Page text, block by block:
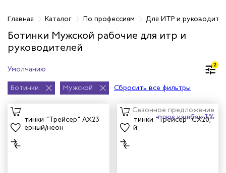
Главная Каталог По профессиям Для ИТР и
Ботинки Мужской рабочие для итр и
руководителей
2
Ботинки Мужской Сбросить все фильтры
Сезонное предложение
плюс кэшбэк 3%